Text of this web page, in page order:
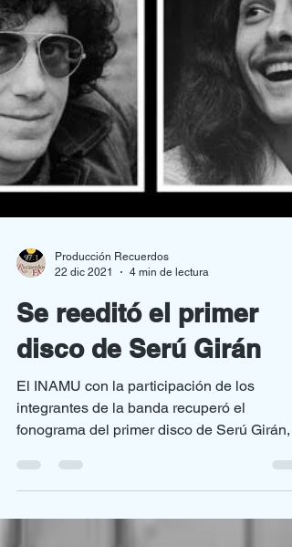
Producción Recuerdos
22 dic 2021
4 min de lectura
Se reeditó el primer
disco de Serú Girán